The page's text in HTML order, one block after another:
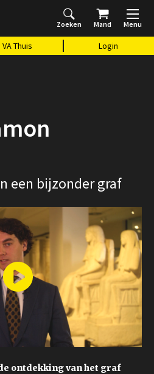
Zoeken Mand Menu
VA Thuis Login
een bijzonder graf
Play
Video
ontdekking van het graf